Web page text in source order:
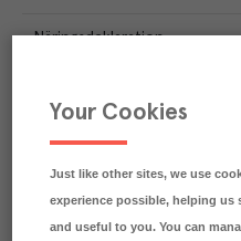
Näringsdeklaration
CO₂e/kg
Varje kilo av varan
Läs mer om hur vi
Your Cookies
Just like other sites, we use
experience possible, helping
and useful to you. You can